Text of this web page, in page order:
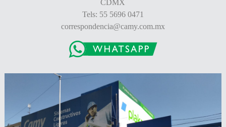
CDMX
Tels: 55 5696 0471
correspondencia@camy.com.mx